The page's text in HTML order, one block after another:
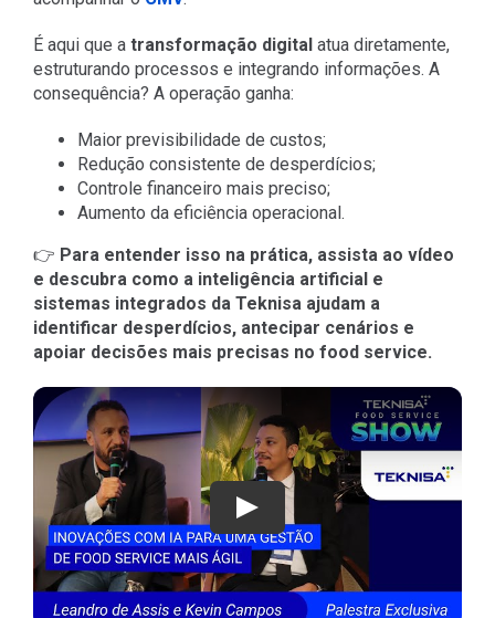
É aqui que a transformação digital atua diretamente,
estruturando processos e integrando informações. A
consequência? A operação ganha:
Maior previsibilidade de custos;
Redução consistente de desperdícios;
Controle financeiro mais preciso;
Aumento da eficiência operacional.
👉 Para entender isso na prática, assista ao vídeo
e descubra como a inteligência artificial e
sistemas integrados da Teknisa ajudam a
identificar desperdícios, antecipar cenários e
apoiar decisões mais precisas no food service.
Play